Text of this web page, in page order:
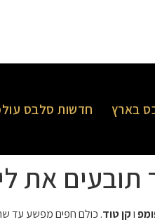
בארץ חדשות סלבס
את
וקן טוד. כולם חפים מפשע עד